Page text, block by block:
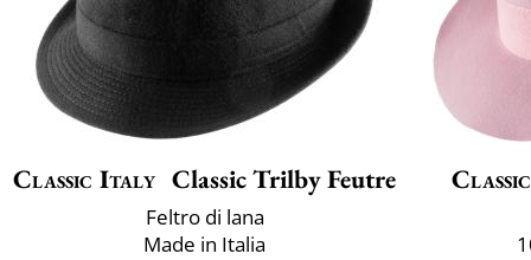
Classic Italy Classic Trilby Feutre
Feltro di lana
Made in Italia